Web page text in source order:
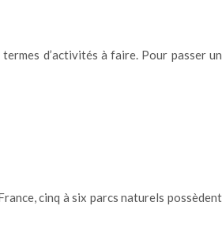
d’activités à faire. Pour passer un
cinq à six parcs naturels possèdent